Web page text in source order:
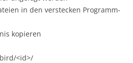
in den verstecken Programm-
kopieren
<id>/